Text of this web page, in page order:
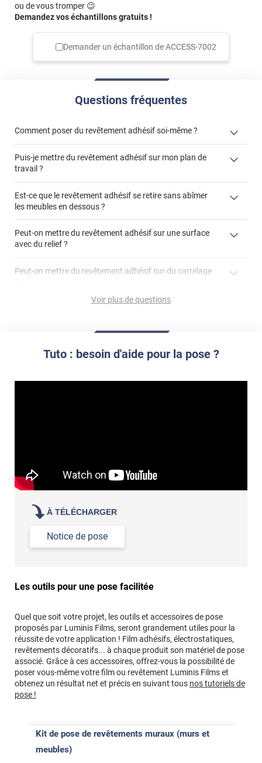
ou de vous tromper 😉
Demandez vos échantillons gratuits !
Demander un échantillon deACCESS-7002
Questions fréquentes
Comment poser du revêtement adhésif soi-même ?
« Comment poser un revêtement adhésif ? »
Puis-je mettre du revêtement adhésif sur mon plan de
travail ?
revêtement adhésif sur un plan de travail de cuisine ?"
Est-ce que le revêtement adhésif se retire sans abîmer
les meubles en dessous ?
Utiliser une solution de dépose pour annuler l'action de la
revêtement adhésif.
Peut-on mettre du revêtement adhésif sur une surface
avec du relief ?
Peut-on mettre du revêtement adhésif sur du carrelage
Lisser la surface avec un enduit de lissage au préalable
Réussir la pose d'un revêtement adhésif dans les angles. »
Voir plus de questions
Tuto : besoin d'aide pour la pose ?
À TÉLÉCHARGER
Notice de pose
Les outils pour une pose facilitée
Quel que soit votre projet, les outils et accessoires de pose
proposés par Luminis Films, seront grandement utiles pour la
réussite de votre application ! Film adhésifs, électrostatiques,
revêtements décoratifs... à chaque produit son matériel de pose
associé. Grâce à ces accessoires, offrez-vous la possibilité de
poser vous-même votre film ou revêtement Luminis Films et
obtenez un résultat net et précis en suivant tous nos tutoriels de
pose !
Kit de pose de revêtements muraux (murs et
meubles)